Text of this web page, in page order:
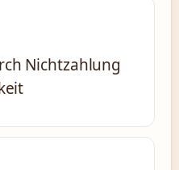
Nichtzahlung